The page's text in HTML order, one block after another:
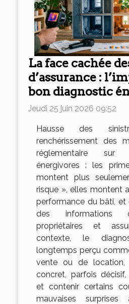
La face cachée
d’assurance :
bon diagnostic
Jeudi 25 juin 2026 09:52
Hausse des
renchérissement des
réglementaire sur
énergivores : les
montent plus
risque », elles montent
performance du bâti,
des informations
propriétaires et
contexte, le
longtemps perçu
vente ou de location,
concret, parfois
et contenir certains
mauvaises